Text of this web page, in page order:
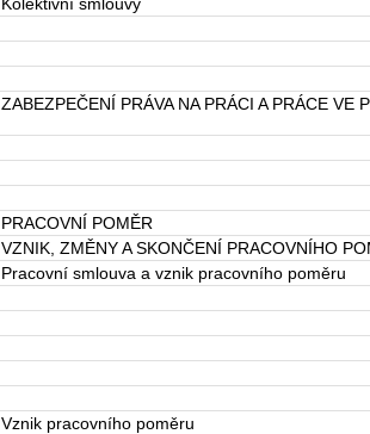
ZABEZPEČENÍ PRÁVA NA PRÁCI A PRÁCE VE
PRACOVNÍ POMĚR
VZNIK, ZMĚNY A SKONČENÍ PRACOVNÍHO
Pracovní smlouva a vznik pracovního poměru
Vznik pracovního poměru
"náhradě
škod"